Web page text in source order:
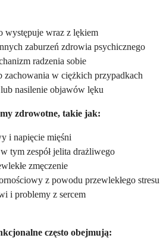
występuje wraz z lękiem
zaburzeń zdrowia psychicznego
radzenia sobie
zachowania w ciężkich przypadkach
nasilenie objawów lęku
zdrowotne, takie jak:
i napięcie mięśni
tym zespół jelita drażliwego
zmęczenie
z powodu przewlekłego stresu
i problemy z sercem
często obejmują: